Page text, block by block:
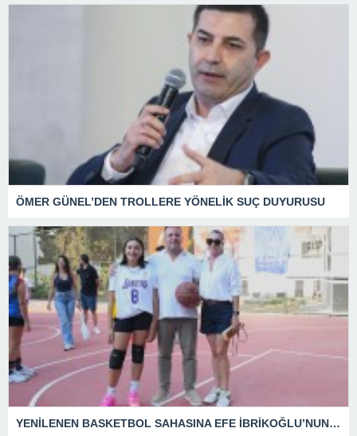
ÖMER GÜNEL’DEN TROLLERE YÖNELİK SUÇ DUYURUSU
YENİLENEN BASKETBOL SAHASINA EFE İBRİKOĞLU’NUN ADI VERİLDİ